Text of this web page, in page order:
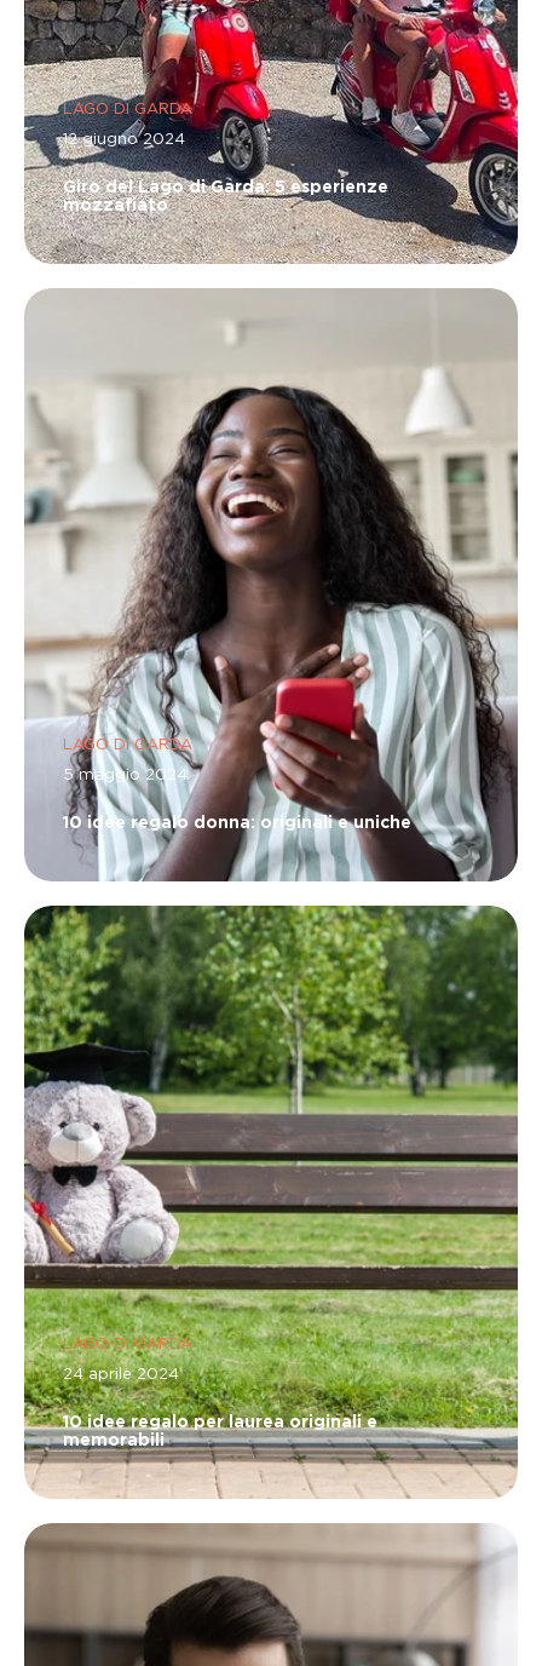
LAGO DI GARDA
12 giugno 2024
Giro del Lago di Garda: 5 esperienze
mozzafiato
LAGO DI GARDA
5 maggio 2024
10 idee regalo donna: originali e uniche
LAGO DI GARDA
24 aprile 2024
10 idee regalo per laurea originali e
memorabili